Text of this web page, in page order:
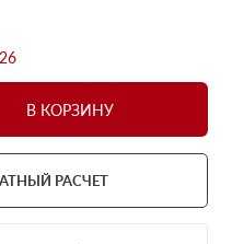
В КОРЗИНУ
РАСЧЕТ